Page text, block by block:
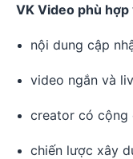
VK Video phù hợp
nội dung cập
video ngắn và
creator có cộng
chiến lược xây